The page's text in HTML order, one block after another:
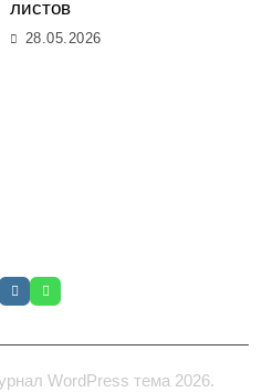
листов
28.05.2026
WordPress тема 2026.